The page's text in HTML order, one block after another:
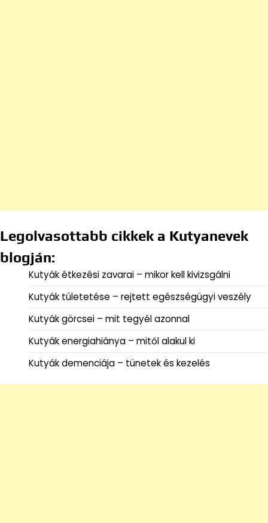
Legolvasottabb cikkek a Kutyanevek
blogján:
Kutyák étkezési zavarai – mikor kell kivizsgálni
Kutyák túletetése – rejtett egészségügyi veszély
Kutyák görcsei – mit tegyél azonnal
Kutyák energiahiánya – mitől alakul ki
Kutyák demenciája – tünetek és kezelés